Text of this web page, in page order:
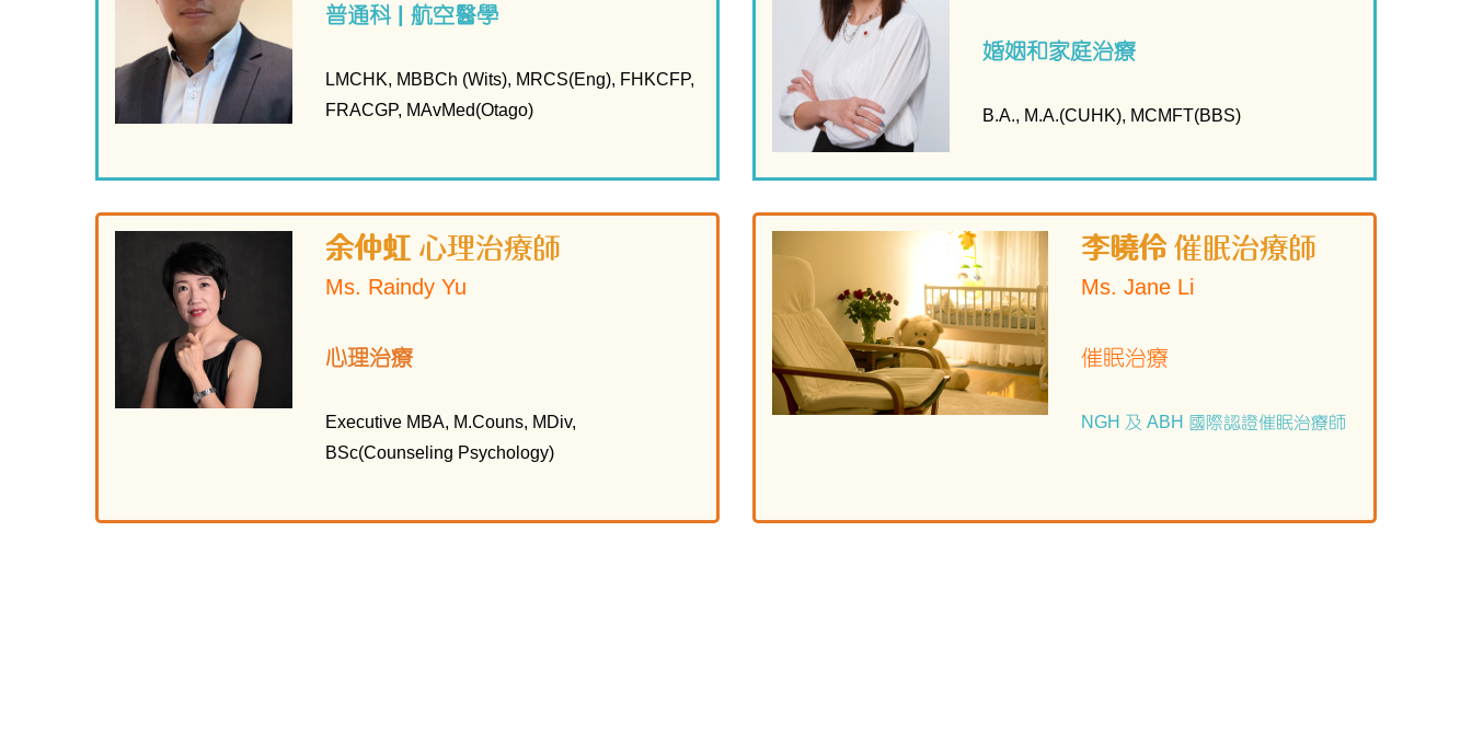
普通科 | 航空醫學
LMCHK, MBBCh (Wits), MRCS(Eng), FHKCFP,
FRACGP, MAvMed(Otago)
婚姻和家庭治療
B.A., M.A.(CUHK), MCMFT(BBS)
余仲虹心理治療師
Ms. Raindy Yu
心理治療
Executive MBA, M.Couns, MDiv,
BSc(Counseling Psychology)
李曉伶催眠治療師
Ms. Jane Li
催眠治療
NGH 及 ABH 國際認證催眠治療師